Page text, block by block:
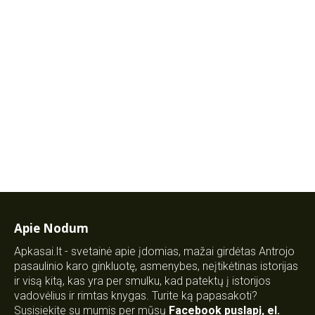
Apie Nodum
Apkasai.lt - svetainė apie įdomias, mažai girdėtas Antrojo
pasaulinio karo ginkluotę, asmenybes, neįtikėtinas istorijas
ir visą kitą, kas yra per smulku, kad patektų į istorijos
vadovėlius ir rimtas knygas. Turite ką papasakoti?
Susisiekite su mumis per mūsų Facebook puslapį, el.